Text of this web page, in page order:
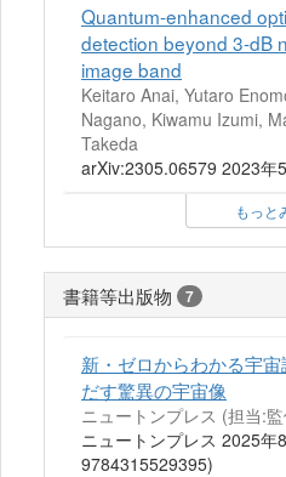
Quantum-enhanced
detection beyond 3-dB
image band
Keitaro Anai, Yutaro
Nagano, Kiwamu Izumi,
Takeda
arXiv:2305.06579 2023年
もっと
書籍等出版物 7
新・ゼロからわかる宇
だす驚異の宇宙像
ニュートンプレス (担当:
ニュートンプレス 2025年
9784315529395)